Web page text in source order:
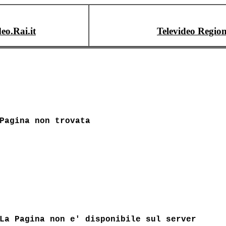
Televideo
Pagina non trovata
La Pagina non e' disponibile sul server